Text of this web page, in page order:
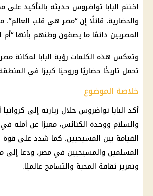
اختتم البابا تواضروس حديثه بالتأكيد على
والحضارية، قائلًا إن “مصر هي قلب العالم”،
المصريين دائمًا ما يصفون وطنهم بأنها “أم
وتعكس هذه الكلمات رؤية البابا لمكانة مصر
تحمل تاريخًا حضاريًا وروحيًا كبيرًا في
خلاصة الموضوع
أكد البابا تواضروس خلال زيارته إلى كرواتيا
والسلام ووحدة الكنائس، معبرًا عن أمله
القيامة بين المسيحيين. كما شدد على قوة
المسلمين والمسيحيين في مصر، ودعا إلى
وتعزيز ثقافة المحبة والتسامح عالميًا.